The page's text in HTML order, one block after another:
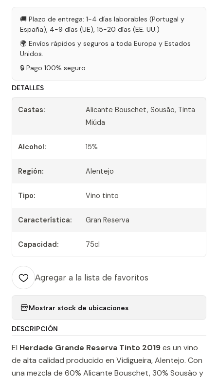
🚚 Plazo de entrega: 1-4 días laborables (Portugal y
España), 4-9 días (UE), 15-20 días (EE. UU.)
🌍 Envíos rápidos y seguros a toda Europa y Estados
Unidos.
🔒 Pago 100% seguro
DETALLES
Castas:
Alicante Bouschet, Sousão, Tinta
Miúda
Alcohol: 15%
Región: Alentejo
Tipo: Vino tinto
Característica: Gran Reserva
Capacidad: 75cl
Agregar a la lista de favoritos
Mostrar stock de ubicaciones
DESCRIPCIÓN
El Herdade Grande Reserva Tinto 2019es un vino
de alta calidad producido en Vidigueira, Alentejo. Con
una mezcla de 60% Alicante Bouschet, 30% Sousão y